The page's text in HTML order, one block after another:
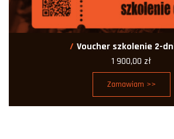
Voucher szkolenie 2-
1 900,00 zł
Zamawiam >>